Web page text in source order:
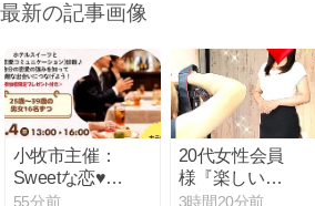
最新の記事画像
小牧市主催：
Sweetな恋♥ア
フタヌーンパ
55分前
20代女性会員
様『楽しい婚
活』スター
3時間20分前